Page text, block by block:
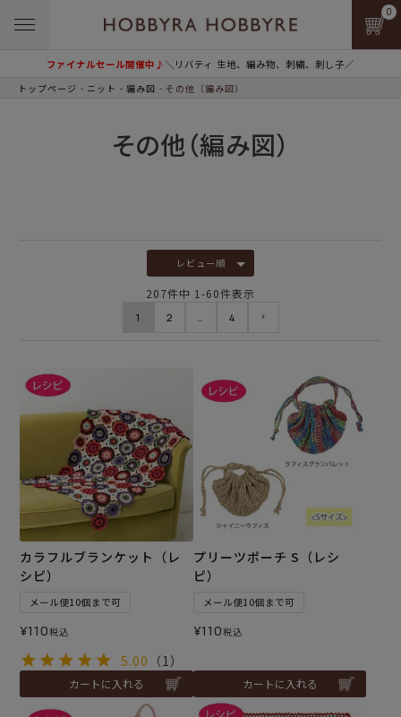
ファイナルセール開催中♪＼リバティ 生地、編み物、刺繍、刺し子／
0
トップページ ニット 編み図 その他（編み図）
その他（編み図）
レビュー順
207件中 1 -60件表示
1 2 4
カラフルブランケット（レ
シピ）
メール便10個まで可
¥110税込
5.00 （1）
カートに入れる
プリーツポーチ S（レシ
ピ）
メール便10個まで可
¥110税込
カートに入れる